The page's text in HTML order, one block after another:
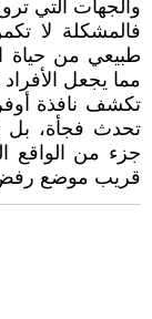
والجهات التي
فالمشكلة لا
طبيعي من حياة
مما يجعل
تكشف نافذة
تحدث فجأة، بل
جزء من الواقع
قريب موضع